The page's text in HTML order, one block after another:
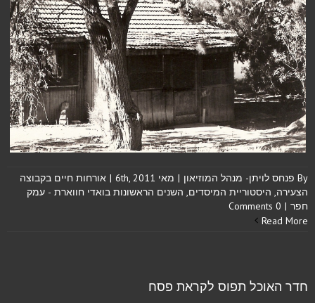
By פנחס לויתן- מנהל המוזיאון | מאי 6th, 2011 | אורחות חיים בקבוצה
הצעירה, היסטוריית המיסדים, השנים הראשונות בואדי חווארת - עמק
חפר |
0 Comments
Read More
חדר האוכל תפוס לקראת פסח